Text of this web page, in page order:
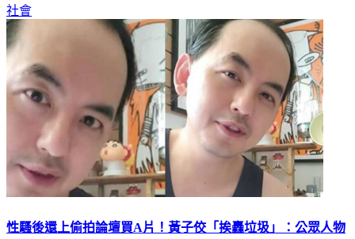
社會
性騷後還上偷拍論壇買A片！黃子佼「挨轟垃圾」：公眾人物